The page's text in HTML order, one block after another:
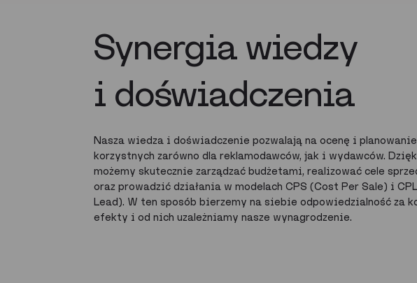
Synergia wiedzy
i doświadczenia
Nasza wiedza i doświadczenie pozwalają na ocenę i
korzystnych zarówno dla reklamodawców, jak i wydawców.
możemy skutecznie zarządzać budżetami, realizować cele
oraz prowadzić działania w modelach CPS (Cost Per Sale) i
Lead). W ten sposób bierzemy na siebie odpowiedzialność za
efekty i od nich uzależniamy nasze wynagrodzenie.